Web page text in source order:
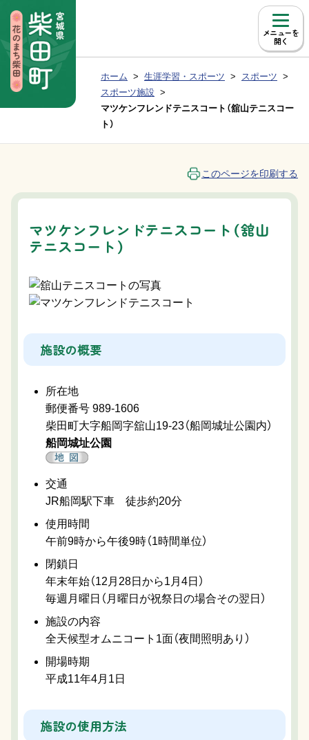
メニュー
Group NAV BreadCrumb
現在位置：
ホーム 生涯学習・スポーツ
スポーツ
スポーツ施設
マツケンフレンドテニスコート（舘山テニスコー
ト）
このページを印刷する
マツケンフレンドテニスコート（舘山
テニスコート）
施設の概要
所在地
郵便番号 989-1606
柴田町大字船岡字舘山19-23（船岡城址公園内）
船岡城址公園
交通
JR船岡駅下車 徒歩約20分
使用時間
午前9時から午後9時（1時間単位）
閉鎖日
年末年始（12月28日から1月4日）
毎週月曜日（月曜日が祝祭日の場合その翌日）
施設の内容
全天候型オムニコート1面（夜間照明あり）
開場時期
平成11年4月1日
施設の使用方法